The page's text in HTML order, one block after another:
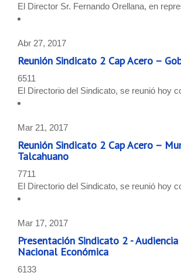
El Director Sr. Fernando Orellana, en
Abr 27, 2017
Reunión Sindicato 2 Cap Acero –
6511
El Directorio del Sindicato, se reunió hoy
Mar 21, 2017
Reunión Sindicato 2 Cap Acero –
Talcahuano
7711
El Directorio del Sindicato, se reunió hoy
Mar 17, 2017
Presentación Sindicato 2 -
Nacional Económica
6133